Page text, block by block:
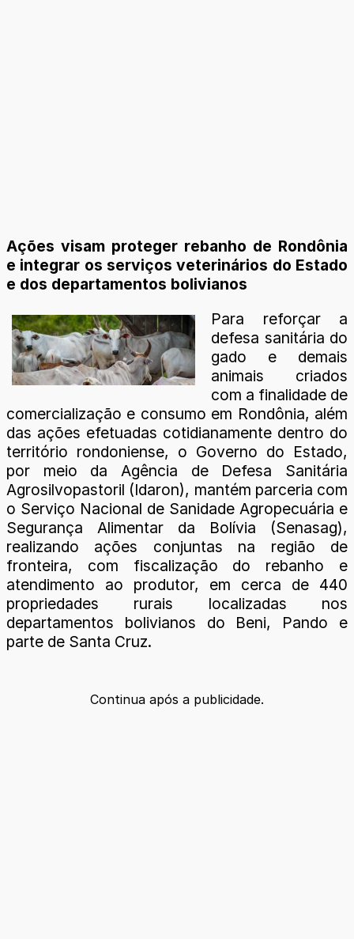
Ações visam proteger rebanho de Rondônia
e integrar os serviços veterinários do Estado
e dos departamentos bolivianos
Para reforçar a
defesa sanitária do
gado e demais
animais criados
com a finalidade de
comercialização e consumo em Rondônia, além
das ações efetuadas cotidianamente dentro do
território rondoniense, o Governo do Estado,
por meio da Agência de Defesa Sanitária
Agrosilvopastoril (Idaron), mantém parceria com
o Serviço Nacional de Sanidade Agropecuária e
Segurança Alimentar da Bolívia (Senasag),
realizando ações conjuntas na região de
fronteira, com fiscalização do rebanho e
atendimento ao produtor, em cerca de 440
propriedades rurais localizadas nos
departamentos bolivianos do Beni, Pando e
parte de Santa Cruz.
Continua após a publicidade.